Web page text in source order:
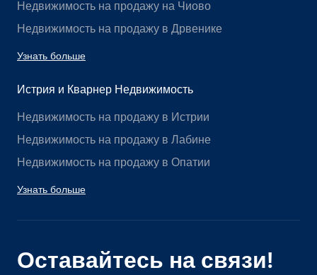
Оставайтесь на связи!
Недвижимость на продажу на Чиово
Недвижимость на продажу в Дрвенике
Узнать больше
Истрия и Кварнер Недвижимость
Недвижимость на продажу в Истрии
Недвижимость на продажу в Лабине
Недвижимость на продажу в Опатии
Узнать больше